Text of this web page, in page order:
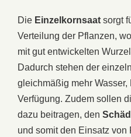
Die Einzelkornsaat sorgt
Verteilung der Pflanzen,
mit gut entwickelten
Dadurch stehen der
gleichmäßig mehr
Verfügung. Zudem sollen
dazu beitragen, den
und somit den Einsatz von